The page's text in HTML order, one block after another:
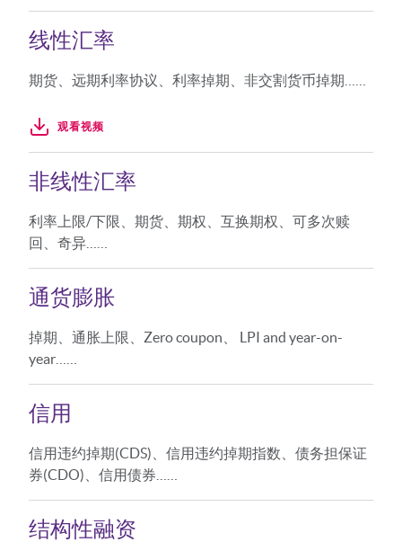
线性汇率
期货、远期利率协议、利率掉期、非交割货币掉期……
观看视频
非线性汇率
利率上限/下限、期货、期权、互换期权、可多次赎
回、奇异……
通货膨胀
掉期、通胀上限、Zero coupon、 LPI and year-on-
year……
信用
信用违约掉期(CDS)、信用违约掉期指数、债务担保证
券(CDO)、信用债券……
结构性融资